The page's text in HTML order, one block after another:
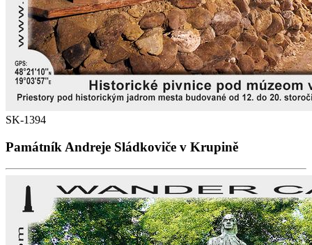
SK-1394
Památník Andreje Sládkoviče v Krupině